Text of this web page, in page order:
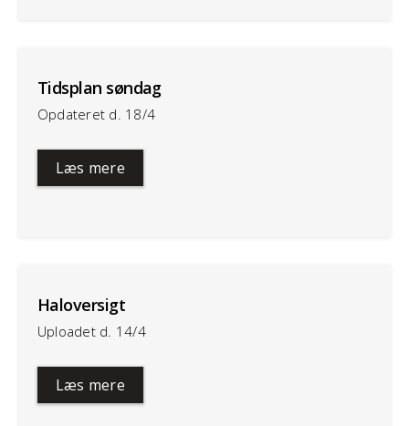
Tidsplan søndag
Opdateret d. 18/4
Læs mere
Haloversigt
Uploadet d. 14/4
Læs mere